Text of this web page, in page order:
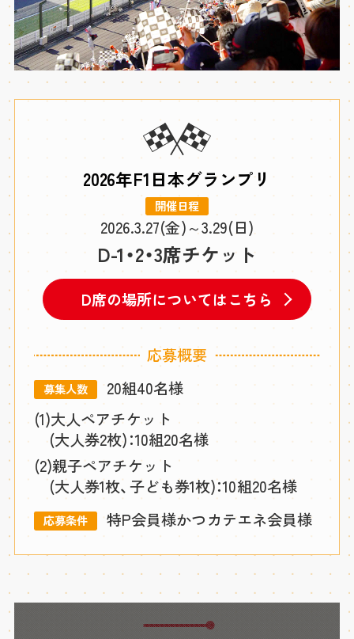
2026年F1日本グランプリ
開催日程
2026.3.27(金)～3.29(日)
D-1・2・3席チケット
D席の場所についてはこちら
応募概要
募集人数
20組40名様
(1)大人ペアチケット
(大人券2枚)：10組20名様
(2)親子ペアチケット
(大人券1枚、子ども券1枚)：10組20名様
応募条件 特P会員様かつカテエネ会員様